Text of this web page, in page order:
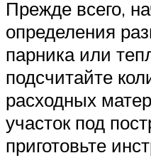
Прежде всего,
определения
парника или
подсчитайте
расходных
участок под
приготовьте